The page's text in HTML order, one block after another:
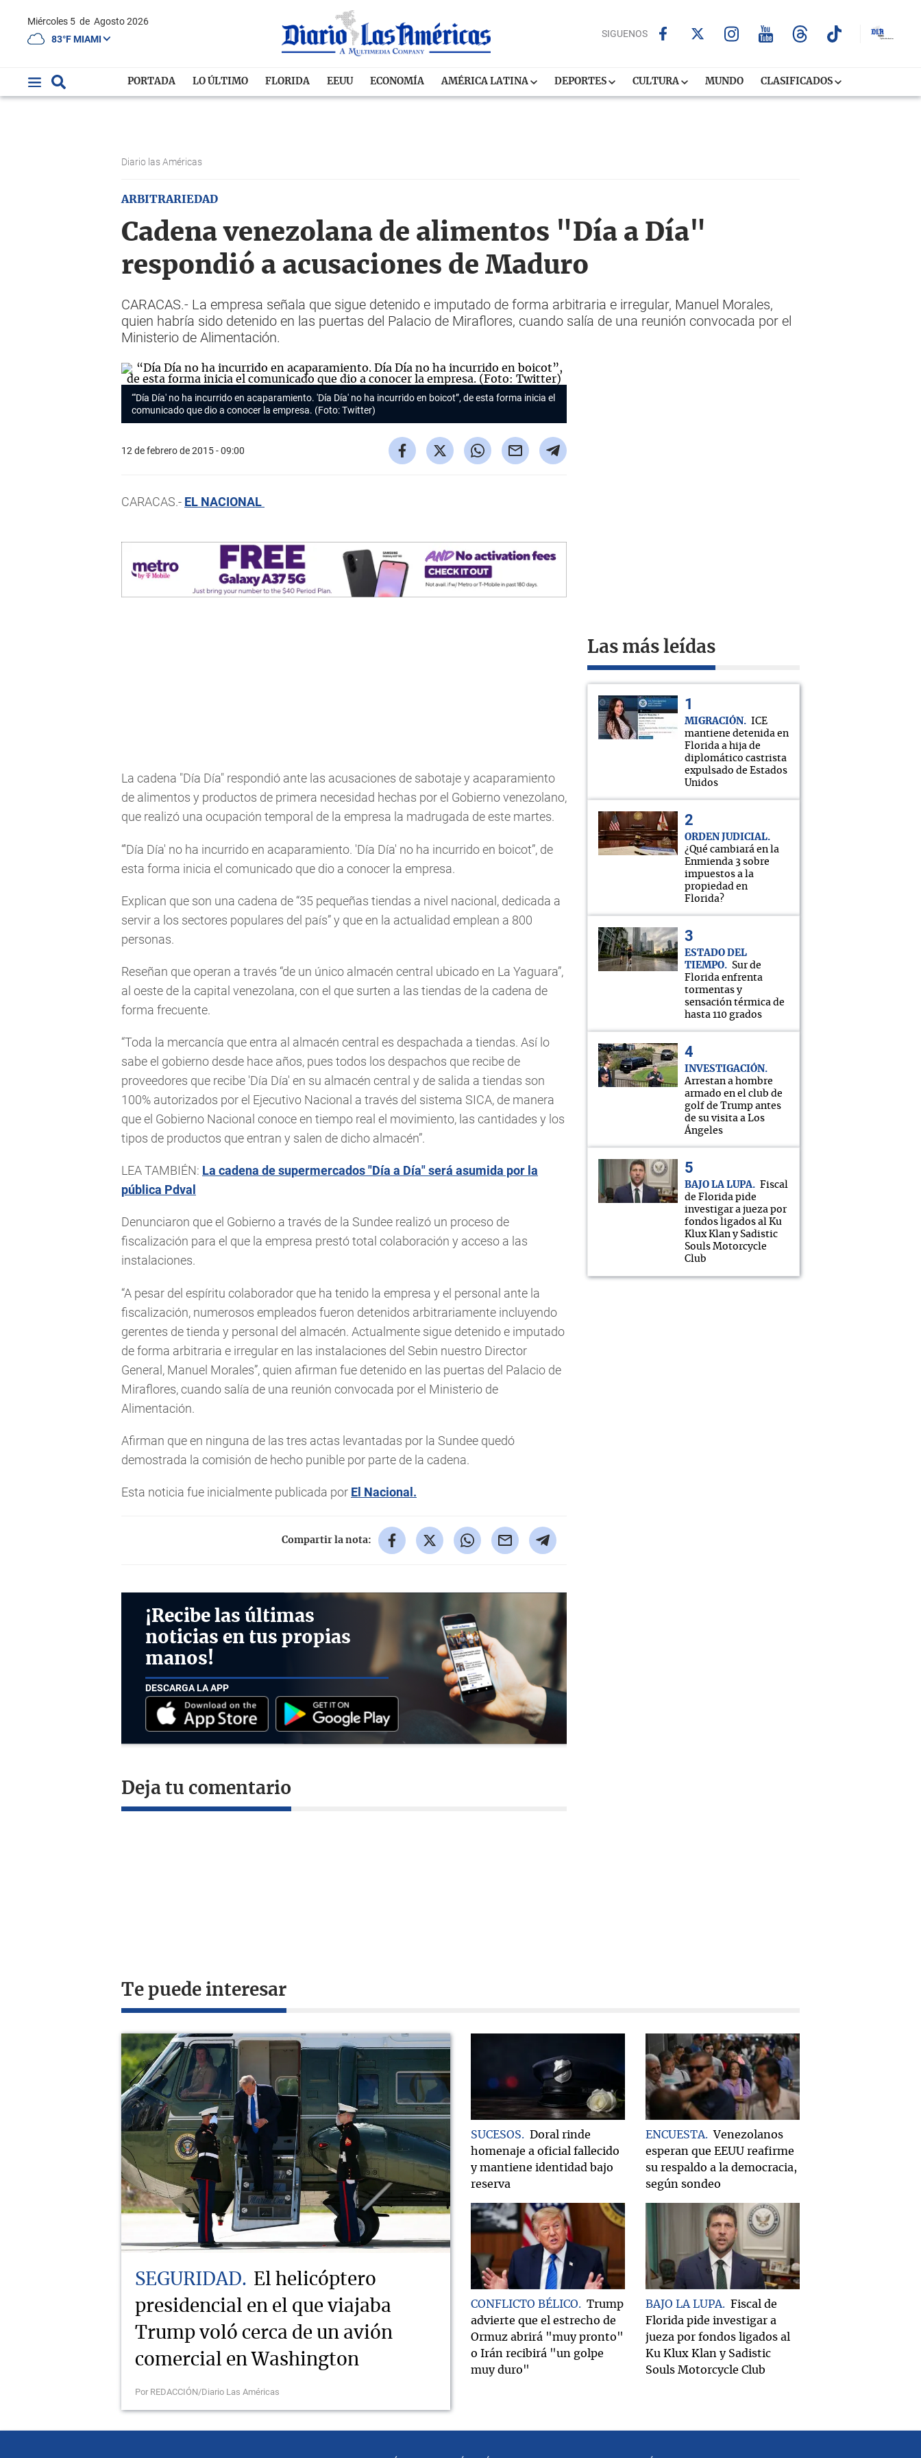
Miércoles 5 de Agosto 2026
83°F MIAMI
SIGUENOS
PORTADA LO ÚLTIMO FLORIDA EEUU ECONOMÍA AMÉRICA LATINA DEPORTES CULTURA MUNDO CLASIFICADOS
Diario las Américas
ARBITRARIEDAD
Cadena venezolana de alimentos "Día a Día"
respondió a acusaciones de Maduro
CARACAS.- La empresa señala que sigue detenido e imputado de forma arbitraria e irregular, Manuel Morales,
quien habría sido detenido en las puertas del Palacio de Miraflores, cuando salía de una reunión convocada por el
Ministerio de Alimentación.
“'Día Día' no ha incurrido en acaparamiento. 'Día Día' no ha incurrido en boicot”, de esta forma inicia el
comunicado que dio a conocer la empresa. (Foto: Twitter)
12 de febrero de 2015 - 09:00
CARACAS.- EL NACIONAL
La cadena "Día Día" respondió ante las acusaciones de sabotaje y acaparamiento
de alimentos y productos de primera necesidad hechas por el Gobierno venezolano,
que realizó una ocupación temporal de la empresa la madrugada de este martes.
“'Día Día' no ha incurrido en acaparamiento. 'Día Día' no ha incurrido en boicot”, de
esta forma inicia el comunicado que dio a conocer la empresa.
Explican que son una cadena de “35 pequeñas tiendas a nivel nacional, dedicada a
servir a los sectores populares del país” y que en la actualidad emplean a 800
personas.
Reseñan que operan a través “de un único almacén central ubicado en La Yaguara”,
al oeste de la capital venezolana, con el que surten a las tiendas de la cadena de
forma frecuente.
“Toda la mercancía que entra al almacén central es despachada a tiendas. Así lo
sabe el gobierno desde hace años, pues todos los despachos que recibe de
proveedores que recibe 'Día Día' en su almacén central y de salida a tiendas son
100% autorizados por el Ejecutivo Nacional a través del sistema SICA, de manera
que el Gobierno Nacional conoce en tiempo real el movimiento, las cantidades y los
tipos de productos que entran y salen de dicho almacén”.
LEA TAMBIÉN: La cadena de supermercados "Día a Día" será asumida por la
pública Pdval
Denunciaron que el Gobierno a través de la Sundee realizó un proceso de
fiscalización para el que la empresa prestó total colaboración y acceso a las
instalaciones.
“A pesar del espíritu colaborador que ha tenido la empresa y el personal ante la
fiscalización, numerosos empleados fueron detenidos arbitrariamente incluyendo
gerentes de tienda y personal del almacén. Actualmente sigue detenido e imputado
de forma arbitraria e irregular en las instalaciones del Sebin nuestro Director
General, Manuel Morales”, quien afirman fue detenido en las puertas del Palacio de
Miraflores, cuando salía de una reunión convocada por el Ministerio de
Alimentación.
Afirman que en ninguna de las tres actas levantadas por la Sundee quedó
demostrada la comisión de hecho punible por parte de la cadena.
Esta noticia fue inicialmente publicada por El Nacional.
Compartir la nota:
¡Recibe las últimas
noticias en tus propias
manos!
DESCARGA LA APP
Deja tu comentario
Las más leídas
MIGRACIÓN
ICE
mantiene detenida en
Florida a hija de
diplomático castrista
expulsado de Estados
Unidos
ORDEN JUDICIAL
¿Qué cambiará en la
Enmienda 3 sobre
impuestos a la
propiedad en
Florida?
ESTADO DEL
TIEMPO
Sur de
Florida enfrenta
tormentas y
sensación térmica de
hasta 110 grados
INVESTIGACIÓN
Arrestan a hombre
armado en el club de
golf de Trump antes
de su visita a Los
Ángeles
BAJO LA LUPA
Fiscal
de Florida pide
investigar a jueza por
fondos ligados al Ku
Klux Klan y Sadistic
Souls Motorcycle
Club
Te puede interesar
SEGURIDAD
El helicóptero
presidencial en el que viajaba
Trump voló cerca de un avión
comercial en Washington
Por REDACCIÓN/Diario Las Américas
SUCESOS
Doral rinde
homenaje a oficial fallecido
y mantiene identidad bajo
reserva
ENCUESTA
Venezolanos
esperan que EEUU reafirme
su respaldo a la democracia,
según sondeo
CONFLICTO BÉLICO
Trump
advierte que el estrecho de
Ormuz abrirá "muy pronto"
o Irán recibirá "un golpe
muy duro"
BAJO LA LUPA
Fiscal de
Florida pide investigar a
jueza por fondos ligados al
Ku Klux Klan y Sadistic
Souls Motorcycle Club